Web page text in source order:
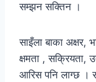
सम्झन सक्तिन ।
साइँला बाका अक्षर,
क्षमता , सक्रियता,
आरिस पनि लाग्छ ।